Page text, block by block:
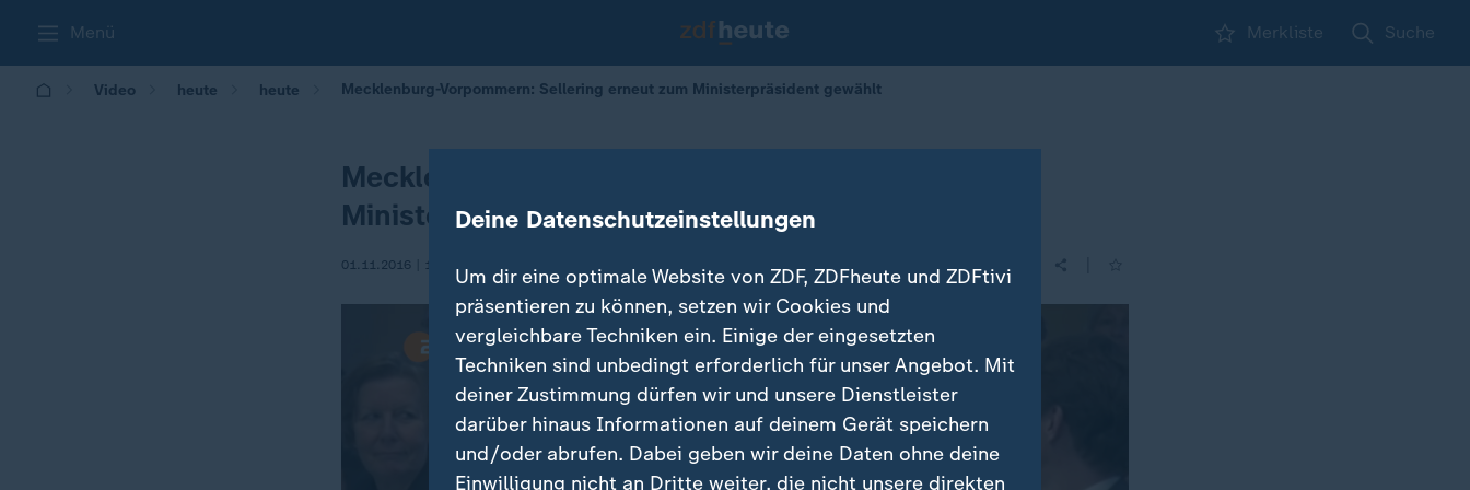
Menü Merkliste Suche
Video heute heute Mecklenburg-Vorpommern: Sellering erneut zum Ministerpräsident gewählt
Mecklenburg-Vorpommern: Sellering erneut zum
Ministerpräsident gewählt
01.11.2016 | 13:56
Deine Datenschutzeinstellungen
Um dir eine optimale Website von ZDF, ZDFheute und ZDFtivi
präsentieren zu können, setzen wir Cookies und
vergleichbare Techniken ein. Einige der eingesetzten
Techniken sind unbedingt erforderlich für unser Angebot. Mit
deiner Zustimmung dürfen wir und unsere Dienstleister
darüber hinaus Informationen auf deinem Gerät speichern
und/oder abrufen. Dabei geben wir deine Daten ohne deine
Einwilligung nicht an Dritte weiter, die nicht unsere direkten